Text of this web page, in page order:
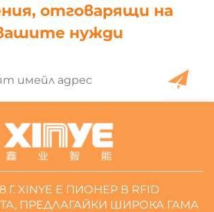
отговарящи на
нужди
Г. XINYE Е ПИОНЕР В RFID
ПРЕДЛАГАЙКИ ШИРОКА ГАМА